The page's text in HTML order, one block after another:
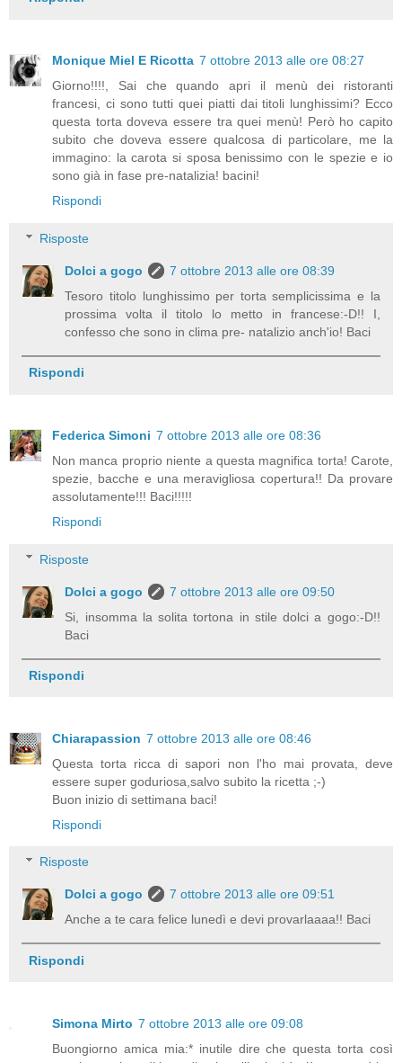
Monique Miel E Ricotta 7 ottobre 2013 alle ore 08:27
Giorno!!!!, Sai che quando apri il menù dei ristoranti
francesi, ci sono tutti quei piatti dai titoli lunghissimi? Ecco
questa torta doveva essere tra quei menù! Però ho capito
subito che doveva essere qualcosa di particolare, me la
immagino: la carota si sposa benissimo con le spezie e io
sono già in fase pre-natalizia! bacini!
Rispondi
Risposte
Dolci a gogo
7 ottobre 2013 alle ore 08:39
Tesoro titolo lunghissimo per torta semplicissima e la
prossima volta il titolo lo metto in francese:-D!! I,
confesso che sono in clima pre- natalizio anch'io! Baci
Rispondi
Federica Simoni 7 ottobre 2013 alle ore 08:36
Non manca proprio niente a questa magnifica torta! Carote,
spezie, bacche e una meravigliosa copertura!! Da provare
assolutamente!!! Baci!!!!!
Rispondi
Risposte
Dolci a gogo
7 ottobre 2013 alle ore 09:50
Si, insomma la solita tortona in stile dolci a gogo:-D!!
Baci
Rispondi
Chiarapassion 7 ottobre 2013 alle ore 08:46
Questa torta ricca di sapori non l'ho mai provata, deve
essere super goduriosa,salvo subito la ricetta ;-)
Buon inizio di settimana baci!
Rispondi
Risposte
Dolci a gogo
7 ottobre 2013 alle ore 09:51
Anche a te cara felice lunedì e devi provarlaaaa!! Baci
Rispondi
Simona Mirto 7 ottobre 2013 alle ore 09:08
Buongiorno amica mia:* inutile dire che questa torta così